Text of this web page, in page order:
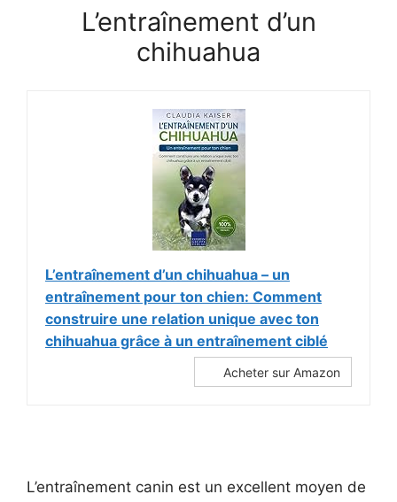
L’entraînement d’un
chihuahua
L’entraînement d’un chihuahua – un
entraînement pour ton chien: Comment
construire une relation unique avec ton
chihuahua grâce à un entraînement ciblé
Acheter sur Amazon
L’entraînement canin est un excellent moyen de